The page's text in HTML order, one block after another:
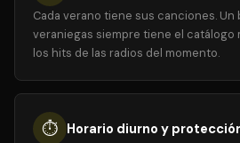
Cada verano tiene sus canciones. Un
veraniegas siempre tiene el catálogo
los hits de las radios del momento.
⏱️ Horario diurno y